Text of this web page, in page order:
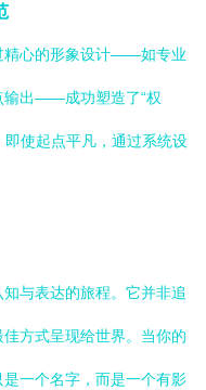
精心的形象设计——如专业
输出——成功塑造了“权
即使起点平凡，通过系统设
与表达的旅程。它并非追
方式呈现给世界。当你的
一个名字，而是一个有影